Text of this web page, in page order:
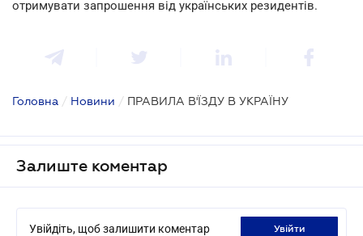
отримувати запрошення від українських резидентів.
Головна / Новини / ПРАВИЛА В'ЇЗДУ В УКРАЇНУ
Залиште коментар
Увійдіть, щоб залишити коментар увійти